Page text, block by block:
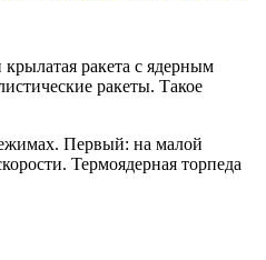
ракета с ядерным
ракеты. Такое
Первый: на малой
Термоядерная торпеда